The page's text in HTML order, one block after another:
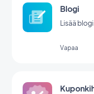
Blogi
Lisää
Vapaa